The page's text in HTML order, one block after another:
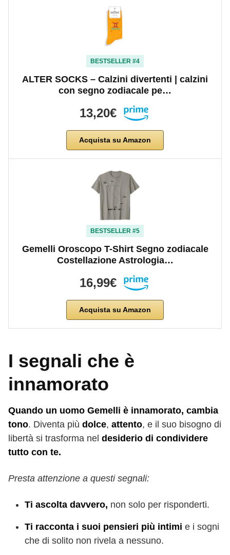
BESTSELLER #4
ALTER SOCKS – Calzini divertenti | calzini
con segno zodiacale pe…
13,20€
Acquista su Amazon
BESTSELLER #5
Gemelli Oroscopo T-Shirt Segno zodiacale
Costellazione Astrologia…
16,99€
Acquista su Amazon
I segnali che è
innamorato
Quando un uomo Gemelli è innamorato, cambia
tono. Diventa più dolce, attento, e il suo bisogno di
libertà si trasforma nel desiderio di condividere
tutto con te.
Presta attenzione a questi segnali:
Ti ascolta davvero, non solo per risponderti.
Ti racconta i suoi pensieri più intimi e i sogni
che di solito non rivela a nessuno.